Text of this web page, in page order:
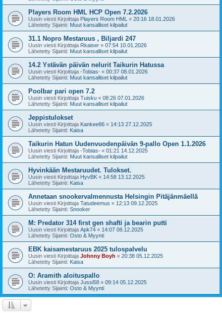
Players Room HML HCP Open 7.2.2026
Uusin viesti Kirjoittaja Players Room HML « 20:16 18.01.2026
Lähetetty Sijainti: Muut kansalliset kilpailut
31.1 Nopro Mestaruus , Biljardi 247
Uusin viesti Kirjoittaja Rkaiser « 07:54 10.01.2026
Lähetetty Sijainti: Muut kansalliset kilpailut
14.2 Ystävän päivän nelurit Taikurin Hatussa
Uusin viesti Kirjoittaja -Tobias- « 00:37 08.01.2026
Lähetetty Sijainti: Muut kansalliset kilpailut
Poolbar pari open 7.2
Uusin viesti Kirjoittaja Tuisku « 08:26 07.01.2026
Lähetetty Sijainti: Muut kansalliset kilpailut
Jeppistulokset
Uusin viesti Kirjoittaja Kankee86 « 14:13 27.12.2025
Lähetetty Sijainti: Kaisa
Taikurin Hatun Uudenvuodenpäivän 9-pallo Open 1.1.2026
Uusin viesti Kirjoittaja -Tobias- « 01:21 14.12.2025
Lähetetty Sijainti: Muut kansalliset kilpailut
Hyvinkään Mestaruudet. Tulokset.
Uusin viesti Kirjoittaja HyvBK « 14:58 13.12.2025
Lähetetty Sijainti: Kaisa
Annetaan snookervalmennusta Helsingin Pitäjänmäellä
Uusin viesti Kirjoittaja Tatudeemus « 12:13 09.12.2025
Lähetetty Sijainti: Snooker
M: Predator 314 first gen shafti ja bearin putti
Uusin viesti Kirjoittaja Apk74 « 14:07 08.12.2025
Lähetetty Sijainti: Osto & Myynti
EBK kaisamestaruus 2025 tulospalvelu
Uusin viesti Kirjoittaja Johnny Boyh « 20:38 05.12.2025
Lähetetty Sijainti: Kaisa
O: Aramith aloituspallo
Uusin viesti Kirjoittaja Jussi58 « 09:14 05.12.2025
Lähetetty Sijainti: Osto & Myynti